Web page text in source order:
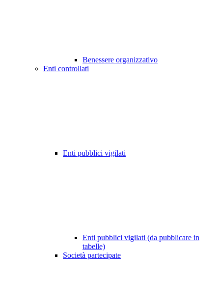
Benessere organizzativo
Enti controllati
Enti pubblici vigilati
Enti pubblici vigilati (da pubblicare in
tabelle)
Società partecipate